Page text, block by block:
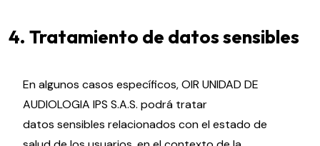
4. Tratamiento de datos sensibles
En algunos casos específicos, OIR UNIDAD DE
AUDIOLOGIA IPS S.A.S. podrá tratar
datos sensibles relacionados con el estado de